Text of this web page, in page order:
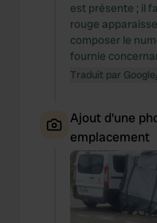
est présente ; il
rouge
composer le
fournie
Traduit par Google
Ajout d'une
emplacement